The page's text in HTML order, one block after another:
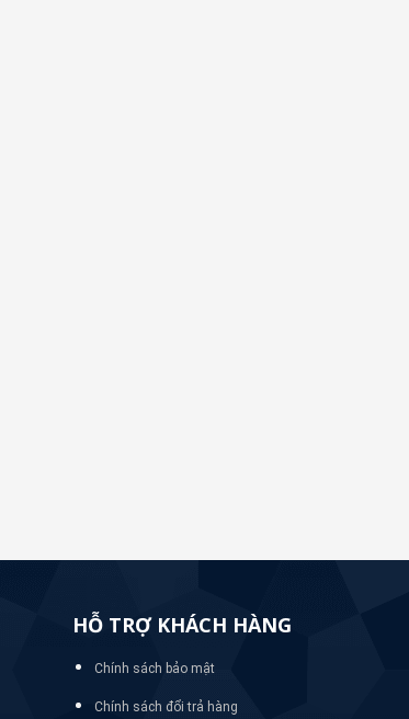
HỖ TRỢ KHÁCH HÀNG
Chính sách bảo mật
Chính sách đổi trả hàng